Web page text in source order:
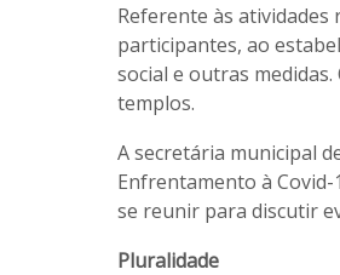
Referente às
participantes, ao
social e outras
templos.
A secretária municipal
Enfrentamento à
se reunir para discutir
Pluralidade